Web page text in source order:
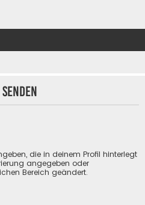
die in deinem Profil hinterlegt
angegeben oder
Bereich geändert.